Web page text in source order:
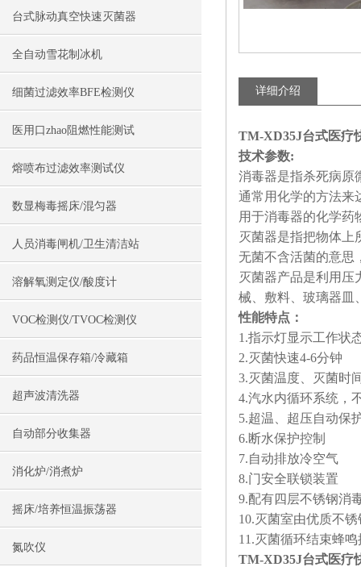
台式脉动真空快速灭菌器
全自动雪花制冰机
细菌过滤效率BFE检测仪
医用口zhao阻燃性能测试
熔喷布过滤效率测试仪
数显梅毒摇床/混匀器
人员消毒闸机/卫生清洁站
溶解氧测定仪/酸度计
VOC检测仪/TVOC检测仪
药品恒温保存箱/冷藏箱
超声波清洗器
自动部分收集器
消化炉/消煮炉
摇床/培养恒温振荡器
氮吹仪
详细介绍
TM-XD35J台式医疗
技术参数:
消毒器是指杀死病原
通常用化学的方法来
用于消毒器的化学药
灭菌器是指把物体上
无菌不含活菌的意思
灭菌器产品是利用压
械、敷料、玻璃器皿
性能特点：
1.指示灯显示工作状
2.灭菌快速4-6分钟
3.灭菌温度、灭菌时
4.汽水内循环系统，
5.超温、超压自动保
6.断水保护控制
7.自动排放冷空气
8.门安全联锁装置
9.配有四层不锈钢消
10.灭菌室由优质不
11.灭菌循环结束蜂
TM-XD35J台式医疗